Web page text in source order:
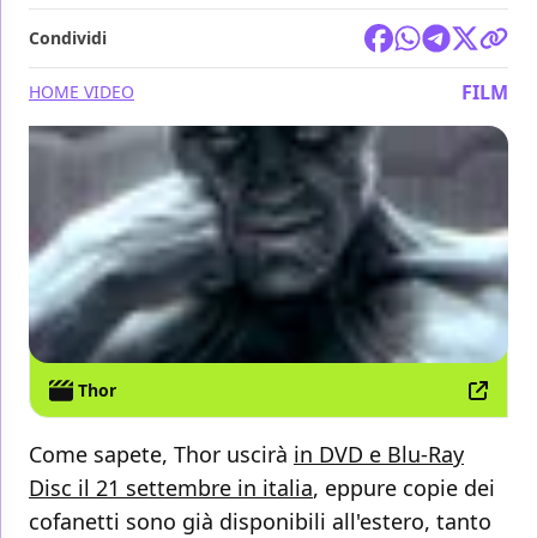
Condividi
HOME VIDEO FILM
Thor
Come sapete, Thor uscirà in DVD e Blu-Ray
Disc il 21 settembre in italia, eppure copie dei
cofanetti sono già disponibili all'estero, tanto